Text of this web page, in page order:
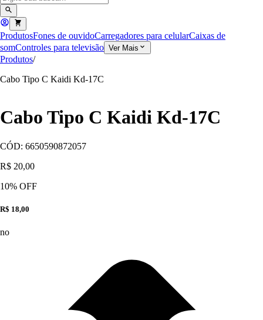
ProdutosFones de ouvidoCarregadores para celularCaixas de
somControles para televisão Ver Mais
Produtos/
Cabo Tipo C Kaidi Kd-17C
Cabo Tipo C Kaidi Kd-17C
CÓD: 6650590872057
R$ 20,00
10% OFF
R$ 18,00
no